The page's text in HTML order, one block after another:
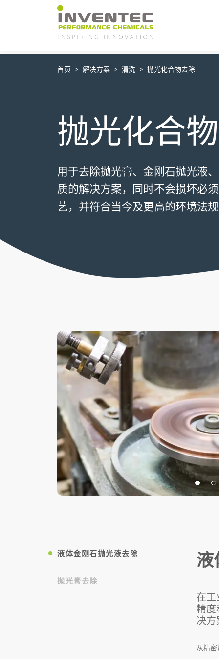
Main Navigation
首页 解决方案 清洗 抛光化合物去除
抛光化合
用于去除抛光膏、金刚石抛光液
质的解决方案，同时不会损坏必
艺，并符合当今及更高的环境法
液体金刚石抛光液去除
抛光膏去除
液
在工
精度
决方
从精